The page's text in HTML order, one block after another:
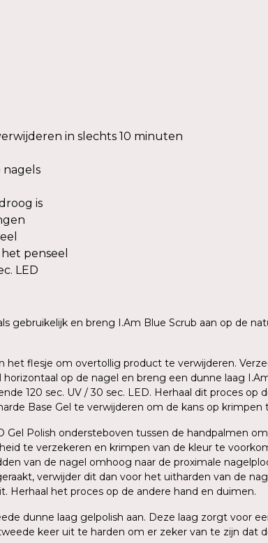
in slechts 10 minuten
nagels
is
penseel
LED
gebruikelijk en breng I.Am Blue Scrub aan op de
het flesje om overtollig product te verwijderen.
op de nagel en breng een dunne laag
120 sec. UV / 30 sec. LED. Herhaal dit proces
Base Gel te verwijderen om de kans op
Gel Polish ondersteboven tussen de handpalmen
te verzekeren en krimpen van de kleur te
van de nagel omhoog naar de proximale
verwijder dit dan voor het uitharden van de
Herhaal het proces op de andere hand en duimen.
dunne laag gelpolish aan. Deze laag zorgt voor
keer uit te harden om er zeker van te zijn dat